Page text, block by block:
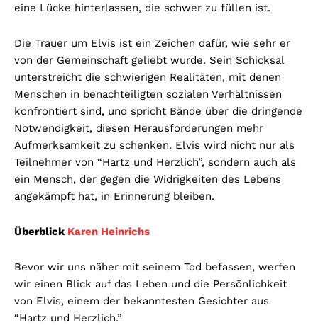
eine Lücke hinterlassen, die schwer zu füllen ist.
Die Trauer um Elvis ist ein Zeichen dafür, wie sehr er
von der Gemeinschaft geliebt wurde. Sein Schicksal
unterstreicht die schwierigen Realitäten, mit denen
Menschen in benachteiligten sozialen Verhältnissen
konfrontiert sind, und spricht Bände über die dringende
Notwendigkeit, diesen Herausforderungen mehr
Aufmerksamkeit zu schenken. Elvis wird nicht nur als
Teilnehmer von “Hartz und Herzlich”, sondern auch als
ein Mensch, der gegen die Widrigkeiten des Lebens
angekämpft hat, in Erinnerung bleiben.
Überblick Karen Heinrichs
Bevor wir uns näher mit seinem Tod befassen, werfen
wir einen Blick auf das Leben und die Persönlichkeit
von Elvis, einem der bekanntesten Gesichter aus
“Hartz und Herzlich.”